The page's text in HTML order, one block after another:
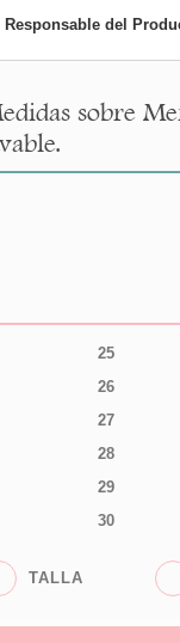
Responsable del
sobre
25
26
27
28
29
30
TALLA